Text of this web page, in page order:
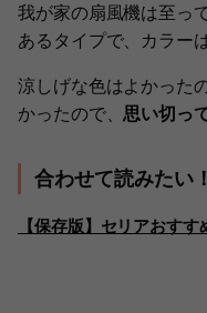
我が家の扇風機は至っ
あるタイプで、カラー
涼しげな色はよかった
かったので、思い切っ
合わせて読みたい
【保存版】セリアおす